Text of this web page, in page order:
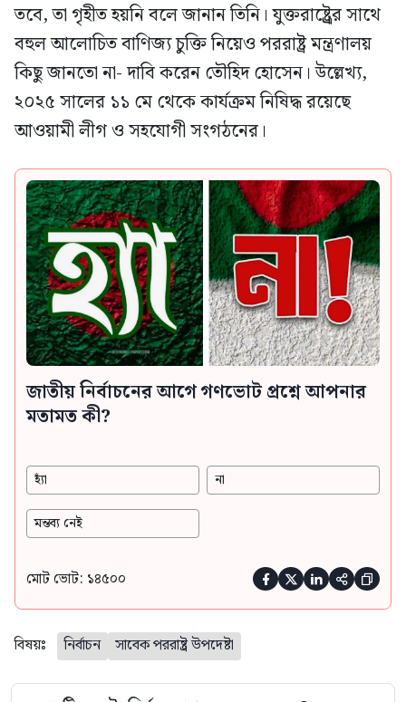
তবে, তা গৃহীত হয়নি বলে জানান তিনি। যুক্তরাষ্ট্র্রের সাথে
বহুল আলোচিত বাণিজ্য চুক্তি নিয়েও পররাষ্ট্র মন্ত্রণালয়
কিছু জানতো না- দাবি করেন তৌহিদ হোসেন। উল্লেখ্য,
২০২৫ সালের ১১ মে থেকে কার্যক্রম নিষিদ্ধ রয়েছে
আওয়ামী লীগ ও সহযোগী সংগঠনের।
জাতীয় নির্বাচনের আগে গণভোট প্রশ্নে আপনার
মতামত কী?
হ্যাঁ না
মন্তব্য নেই
মোট ভোট: ১৪৫০০     
বিষয়ঃ নির্বাচন সাবেক পররাষ্ট্র উপদেষ্টা